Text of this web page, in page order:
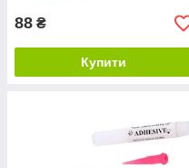
88 ₴
Купити